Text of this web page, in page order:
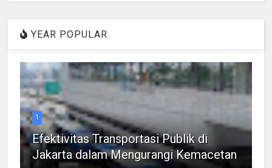
YEAR POPULAR
1
Efektivitas Transportasi Publik di
Jakarta dalam Mengurangi Kemacetan